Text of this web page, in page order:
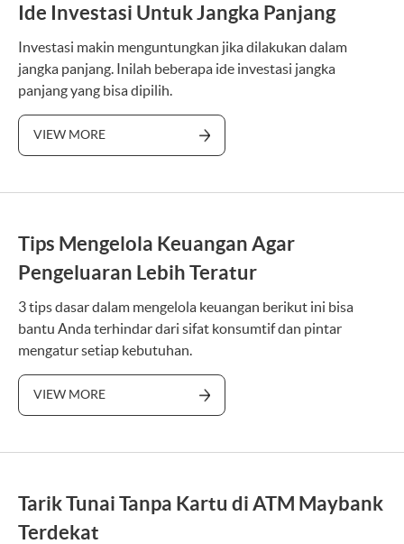
Ide Investasi Untuk Jangka Panjang
Investasi makin menguntungkan jika dilakukan dalam
jangka panjang. Inilah beberapa ide investasi jangka
panjang yang bisa dipilih.
VIEW MORE
Tips Mengelola Keuangan Agar
Pengeluaran Lebih Teratur
3 tips dasar dalam mengelola keuangan berikut ini bisa
bantu Anda terhindar dari sifat konsumtif dan pintar
mengatur setiap kebutuhan.
VIEW MORE
Tarik Tunai Tanpa Kartu di ATM Maybank
Terdekat